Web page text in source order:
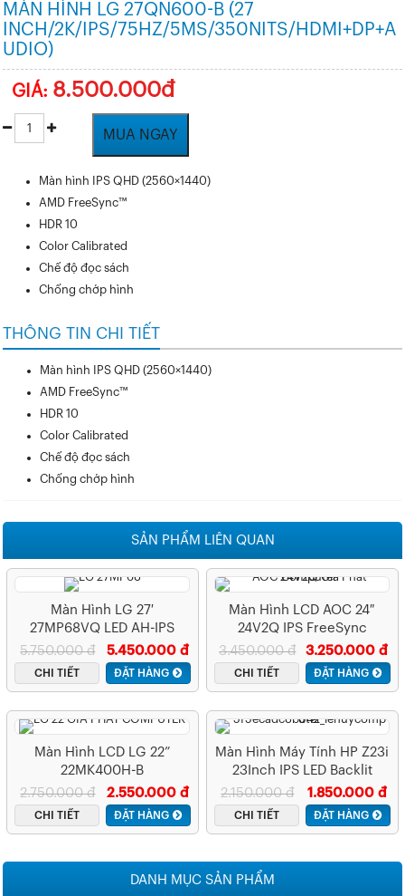
MÀN HÌNH LG 27QN600-B (27
INCH/2K/IPS/75HZ/5MS/350NITS/HDMI+DP+A
UDIO)
GIÁ: 8.500.000đ
MUA NGAY
Màn hình IPS QHD (2560×1440)
AMD FreeSync™
HDR 10
Color Calibrated
Chế độ đọc sách
Chống chớp hình
THÔNG TIN CHI TIẾT
Màn hình IPS QHD (2560×1440)
AMD FreeSync™
HDR 10
Color Calibrated
Chế độ đọc sách
Chống chớp hình
SẢN PHẨM LIÊN QUAN
Màn Hình LG 27′
27MP68VQ LED AH-IPS
5.450.000 đ
5.750.000 đ
CHI TIẾT ĐẶT HÀNG
Màn Hình LCD AOC 24″
24V2Q IPS FreeSync
UltraSlim Borderless 75Hz
3.250.000 đ
3.450.000 đ
CHI TIẾT ĐẶT HÀNG
Màn Hình LCD LG 22”
22MK400H-B
2.550.000 đ
2.750.000 đ
CHI TIẾT ĐẶT HÀNG
Màn Hình Máy Tính HP Z23i
23Inch IPS LED Backlit
1.850.000 đ
2.150.000 đ
CHI TIẾT ĐẶT HÀNG
DANH MỤC SẢN PHẨM